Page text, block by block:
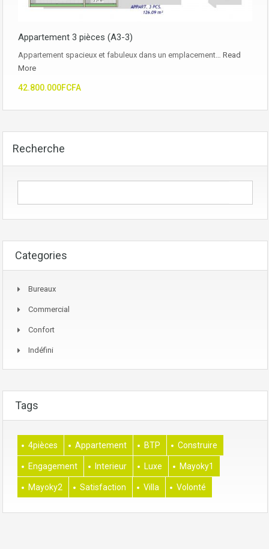
Appartement 3 pièces (A3-3)
Appartement spacieux et fabuleux dans un emplacement… Read
More
42.800.000FCFA
Recherche
Categories
Bureaux
Commercial
Confort
Indéfini
Tags
4pièces Appartement BTP Construire
Engagement Interieur Luxe Mayoky1
Mayoky2 Satisfaction Villa Volonté